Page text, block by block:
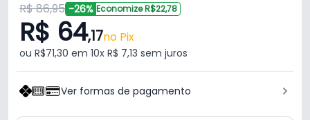
R$ 86,95 -26% Economize R$22,78
R$ 64,17no Pix
ou R$71,30 em 10x R$ 7,13 sem juros
Ver formas de pagamento